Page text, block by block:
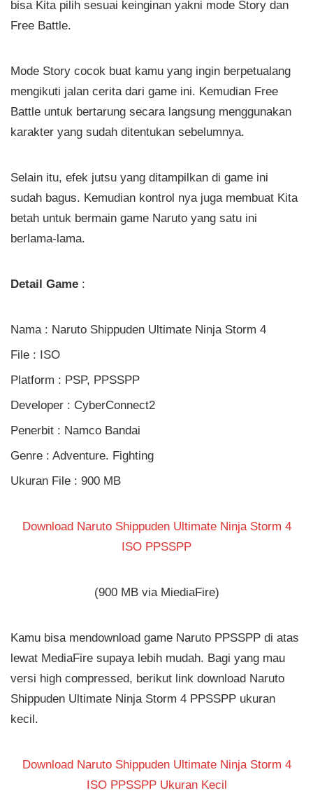
bisa Kita pilih sesuai keinginan yakni mode Story dan
Free Battle.
Mode Story cocok buat kamu yang ingin berpetualang
mengikuti jalan cerita dari game ini. Kemudian Free
Battle untuk bertarung secara langsung menggunakan
karakter yang sudah ditentukan sebelumnya.
Selain itu, efek jutsu yang ditampilkan di game ini
sudah bagus. Kemudian kontrol nya juga membuat Kita
betah untuk bermain game Naruto yang satu ini
berlama-lama.
Detail Game :
Nama : Naruto Shippuden Ultimate Ninja Storm 4
File : ISO
Platform : PSP, PPSSPP
Developer : CyberConnect2
Penerbit : Namco Bandai
Genre : Adventure. Fighting
Ukuran File : 900 MB
Download Naruto Shippuden Ultimate Ninja Storm 4
ISO PPSSPP
(900 MB via MiediaFire)
Kamu bisa mendownload game Naruto PPSSPP di atas
lewat MediaFire supaya lebih mudah. Bagi yang mau
versi high compressed, berikut link download Naruto
Shippuden Ultimate Ninja Storm 4 PPSSPP ukuran
kecil.
Download Naruto Shippuden Ultimate Ninja Storm 4
ISO PPSSPP Ukuran Kecil